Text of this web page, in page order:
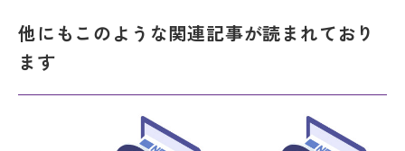
他にもこのような関連記事が読まれており
ます